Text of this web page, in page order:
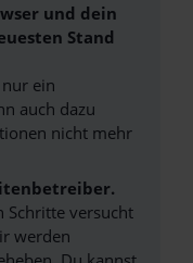
und dein
Stand
ein
auch dazu
nicht mehr
Schritte versucht
werden